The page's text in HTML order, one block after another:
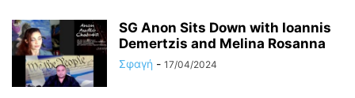
SG Anon Sits Down with Ioannis
Demertzis and Melina Rosanna
Σφαγή - 17/04/2024